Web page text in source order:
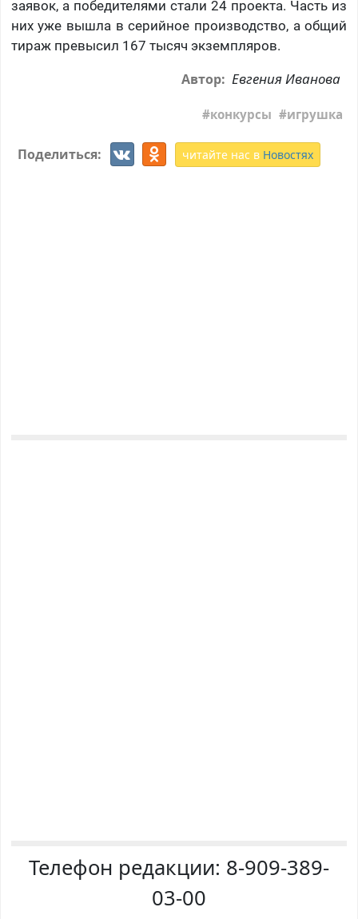
заявок, а победителями стали 24 проекта. Часть из
них уже вышла в серийное производство, а общий
тираж превысил 167 тысяч экземпляров.
Автор: Евгения Иванова
конкурсы игрушка
Поделиться: читайте нас в Новостях
Телефон редакции: 8-909-389-
03-00